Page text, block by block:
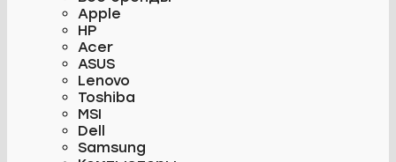
Apple
HP
Acer
ASUS
Lenovo
Toshiba
MSI
Dell
Samsung